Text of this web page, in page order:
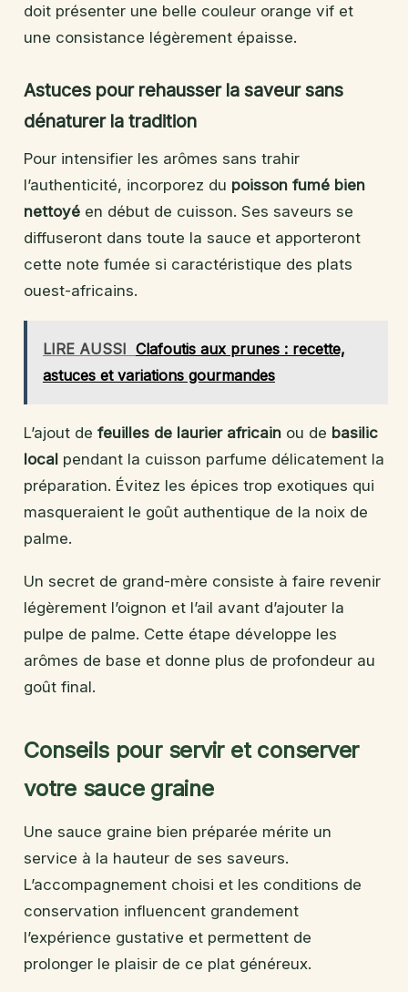
doit présenter une belle couleur orange vif et
une consistance légèrement épaisse.
Astuces pour rehausser la saveur sans
dénaturer la tradition
Pour intensifier les arômes sans trahir
l’authenticité, incorporez du poisson fumé bien
nettoyé en début de cuisson. Ses saveurs se
diffuseront dans toute la sauce et apporteront
cette note fumée si caractéristique des plats
ouest-africains.
LIRE AUSSI Clafoutis aux prunes : recette,
astuces et variations gourmandes
L’ajout de feuilles de laurier africain ou de basilic
local pendant la cuisson parfume délicatement la
préparation. Évitez les épices trop exotiques qui
masqueraient le goût authentique de la noix de
palme.
Un secret de grand-mère consiste à faire revenir
légèrement l’oignon et l’ail avant d’ajouter la
pulpe de palme. Cette étape développe les
arômes de base et donne plus de profondeur au
goût final.
Conseils pour servir et conserver
votre sauce graine
Une sauce graine bien préparée mérite un
service à la hauteur de ses saveurs.
L’accompagnement choisi et les conditions de
conservation influencent grandement
l’expérience gustative et permettent de
prolonger le plaisir de ce plat généreux.